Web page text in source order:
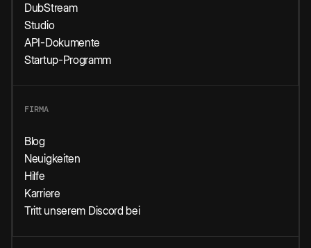
DubStream
Studio
API-Dokumente
Startup-Programm
FIRMA
Blog
Neuigkeiten
Hilfe
Karriere
Tritt unserem Discord bei